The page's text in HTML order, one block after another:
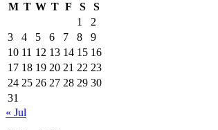
M T W T F S
S
1
2
3
4 5 6 7 8
9
10 11 12 13 14 15 16
17 18 19 20 21 22 23
24 25 26 27 28 29 30
31
« Jul